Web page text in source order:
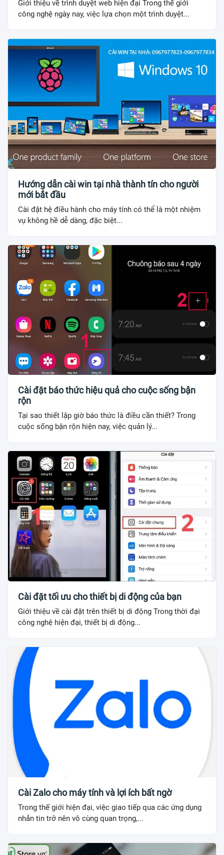
Giới thiệu về trình duyệt web hiện đại Trong thế giới
công nghệ ngày nay, việc lựa chọn một trình duyệt...
Hướng dẫn cài win tại nhà thành tín cho người
mới bắt đầu
Cài đặt hệ điều hành cho máy tính có thể là một nhiệm
vụ không hề dễ dàng, đặc biệt...
Cài đặt báo thức hiệu quả cho cuộc sống bận
rộn
Tại sao thiết lập giờ báo thức là điều cần thiết? Trong
cuộc sống bận rộn hiện nay, việc quản lý...
Cài đặt tối ưu cho thiết bị di động của bạn
Giới thiệu về cài đặt trên thiết bị di động Trong thời đại
công nghệ hiện đại, thiết bị di động...
Cài Zalo cho máy tính và lợi ích bất ngờ
Trong thế giới hiện đại, việc giao tiếp qua các ứng dụng
nhắn tin trở nên vô cùng quan trọng,...